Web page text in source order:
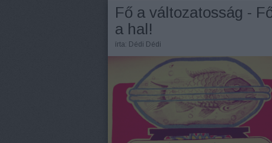
Fő a változatosság -
a hal!
írta: Dédi Dédi